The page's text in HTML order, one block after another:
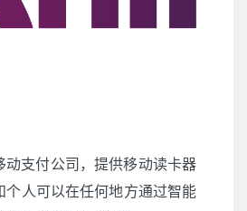
支付公司，提供移动读卡器
个人可以在任何地方通过智能